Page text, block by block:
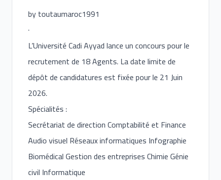
by toutaumaroc1991
·
L’Université Cadi Ayyad lance un concours pour le
recrutement de 18 Agents. La date limite de
dépôt de candidatures est fixée pour le 21 Juin
2026.
Spécialités :
Secrétariat de direction Comptabilité et Finance
Audio visuel Réseaux informatiques Infographie
Biomédical Gestion des entreprises Chimie Génie
civil Informatique